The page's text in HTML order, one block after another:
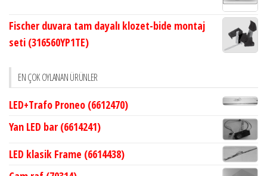
Fischer duvara tam dayalı klozet-bide montaj
seti (316560YP1TE)
EN ÇOK OYLANAN ÜRÜNLER
LED+Trafo Proneo (6612470)
Yan LED bar (6614241)
LED klasik Frame (6614438)